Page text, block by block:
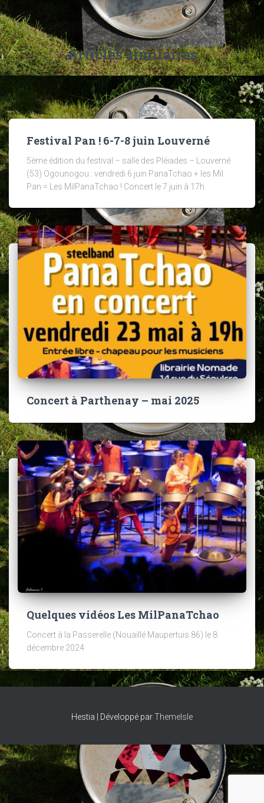
Articles similaires
Festival Pan ! 6-7-8 juin Louverné
5ème édition du festival – salle des Pléiades – Louverné
(53) Ogounogou : vendredi 6 juin PanaTchao + les Mil
Pan = Les MilPanaTchao ! Concert le 7 juin à 17h
Concert à Parthenay – mai 2025
Quelques vidéos Les MilPanaTchao
Concert à la Passerelle (Nouaillé Maupertuis 86) le 8
décembre 2024
Hestia | Développé parThemeIsle